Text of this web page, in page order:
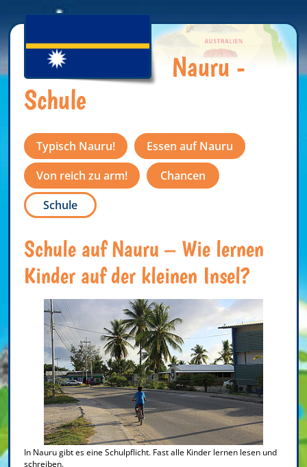
Nauru -
Schule
Typisch Nauru!
Essen auf Nauru
Von reich zu arm!
Chancen
Schule
Schule auf Nauru – Wie lernen
Kinder auf der kleinen Insel?
In Nauru gibt es eine Schulpflicht. Fast alle Kinder lernen lesen und
schreiben.